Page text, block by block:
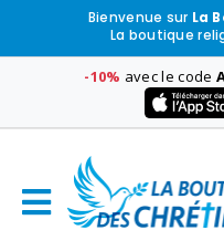
Bienvenue sur La
La boutique
-10% avec le code